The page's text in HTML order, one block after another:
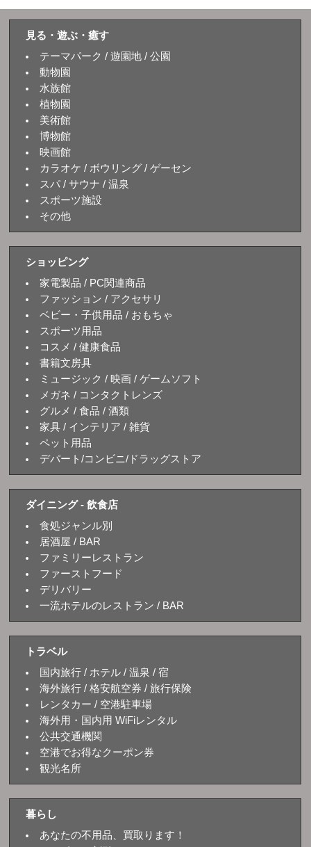
見る・遊ぶ・癒す
テーマパーク / 遊園地 / 公園
動物園
水族館
植物園
美術館
博物館
映画館
カラオケ / ボウリング / ゲーセン
スパ / サウナ / 温泉
スポーツ施設
その他
ショッピング
家電製品 / PC関連商品
ファッション / アクセサリ
ベビー・子供用品 / おもちゃ
スポーツ用品
コスメ / 健康食品
書籍文房具
ミュージック / 映画 / ゲームソフト
メガネ / コンタクトレンズ
グルメ / 食品 / 酒類
家具 / インテリア / 雑貨
ペット用品
デパート/コンビニ/ドラッグストア
ダイニング - 飲食店
食処ジャンル別
居酒屋 / BAR
ファミリーレストラン
ファーストフード
デリバリー
一流ホテルのレストラン / BAR
トラベル
国内旅行 / ホテル / 温泉 / 宿
海外旅行 / 格安航空券 / 旅行保険
レンタカー / 空港駐車場
海外用・国内用 WiFiレンタル
公共交通機関
空港でお得なクーポン券
観光名所
暮らし
あなたの不用品、買取ります！